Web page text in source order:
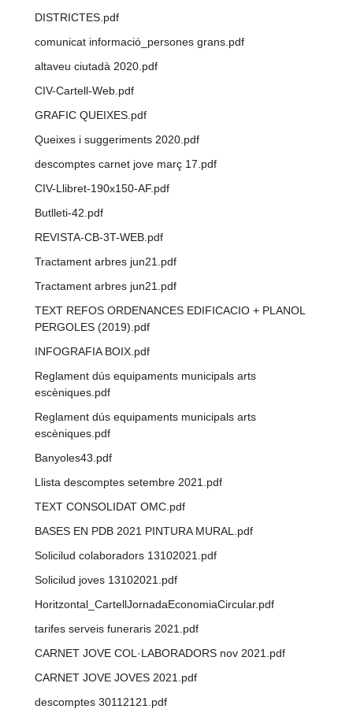
DISTRICTES.pdf
comunicat informació_persones grans.pdf
altaveu ciutadà 2020.pdf
CIV-Cartell-Web.pdf
GRAFIC QUEIXES.pdf
Queixes i suggeriments 2020.pdf
descomptes carnet jove març 17.pdf
CIV-Llibret-190x150-AF.pdf
Butlleti-42.pdf
REVISTA-CB-3T-WEB.pdf
Tractament arbres jun21.pdf
Tractament arbres jun21.pdf
TEXT REFOS ORDENANCES EDIFICACIO + PLANOL
PERGOLES (2019).pdf
INFOGRAFIA BOIX.pdf
Reglament dús equipaments municipals arts
escèniques.pdf
Reglament dús equipaments municipals arts
escèniques.pdf
Banyoles43.pdf
Llista descomptes setembre 2021.pdf
TEXT CONSOLIDAT OMC.pdf
BASES EN PDB 2021 PINTURA MURAL.pdf
Solicilud colaboradors 13102021.pdf
Solicilud joves 13102021.pdf
Horitzontal_CartellJornadaEconomiaCircular.pdf
tarifes serveis funeraris 2021.pdf
CARNET JOVE COL·LABORADORS nov 2021.pdf
CARNET JOVE JOVES 2021.pdf
descomptes 30112121.pdf